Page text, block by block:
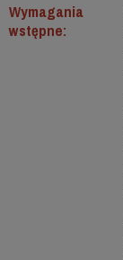
Wymagania
wstępne: